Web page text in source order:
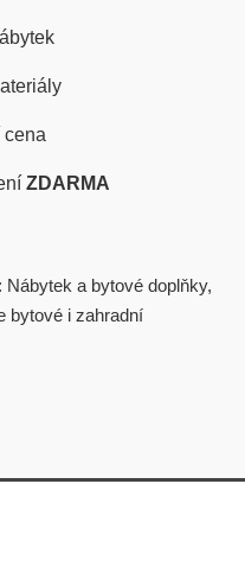
cena
ZDARMA
Nábytek a bytové doplňky,
bytové i zahradní